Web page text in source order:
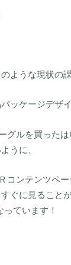
のような現状の
ッケージデザイ
グルを買った
うに、
コンテンツペ
ぐに見ること
ています！